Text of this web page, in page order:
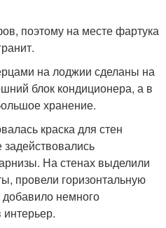
поэтому на месте фартука
на лоджии сделаны на
блок кондиционера, а в
хранение.
краска для стен
задействовались
На стенах выделили
провели горизонтальную
немного
интерьер.